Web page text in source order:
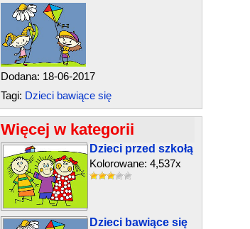
Dodana: 18-06-2017
Tagi: Dzieci bawiące się
Więcej w kategorii
Dzieci przed szkołą
Kolorowane: 4,537x
Dzieci bawiące się